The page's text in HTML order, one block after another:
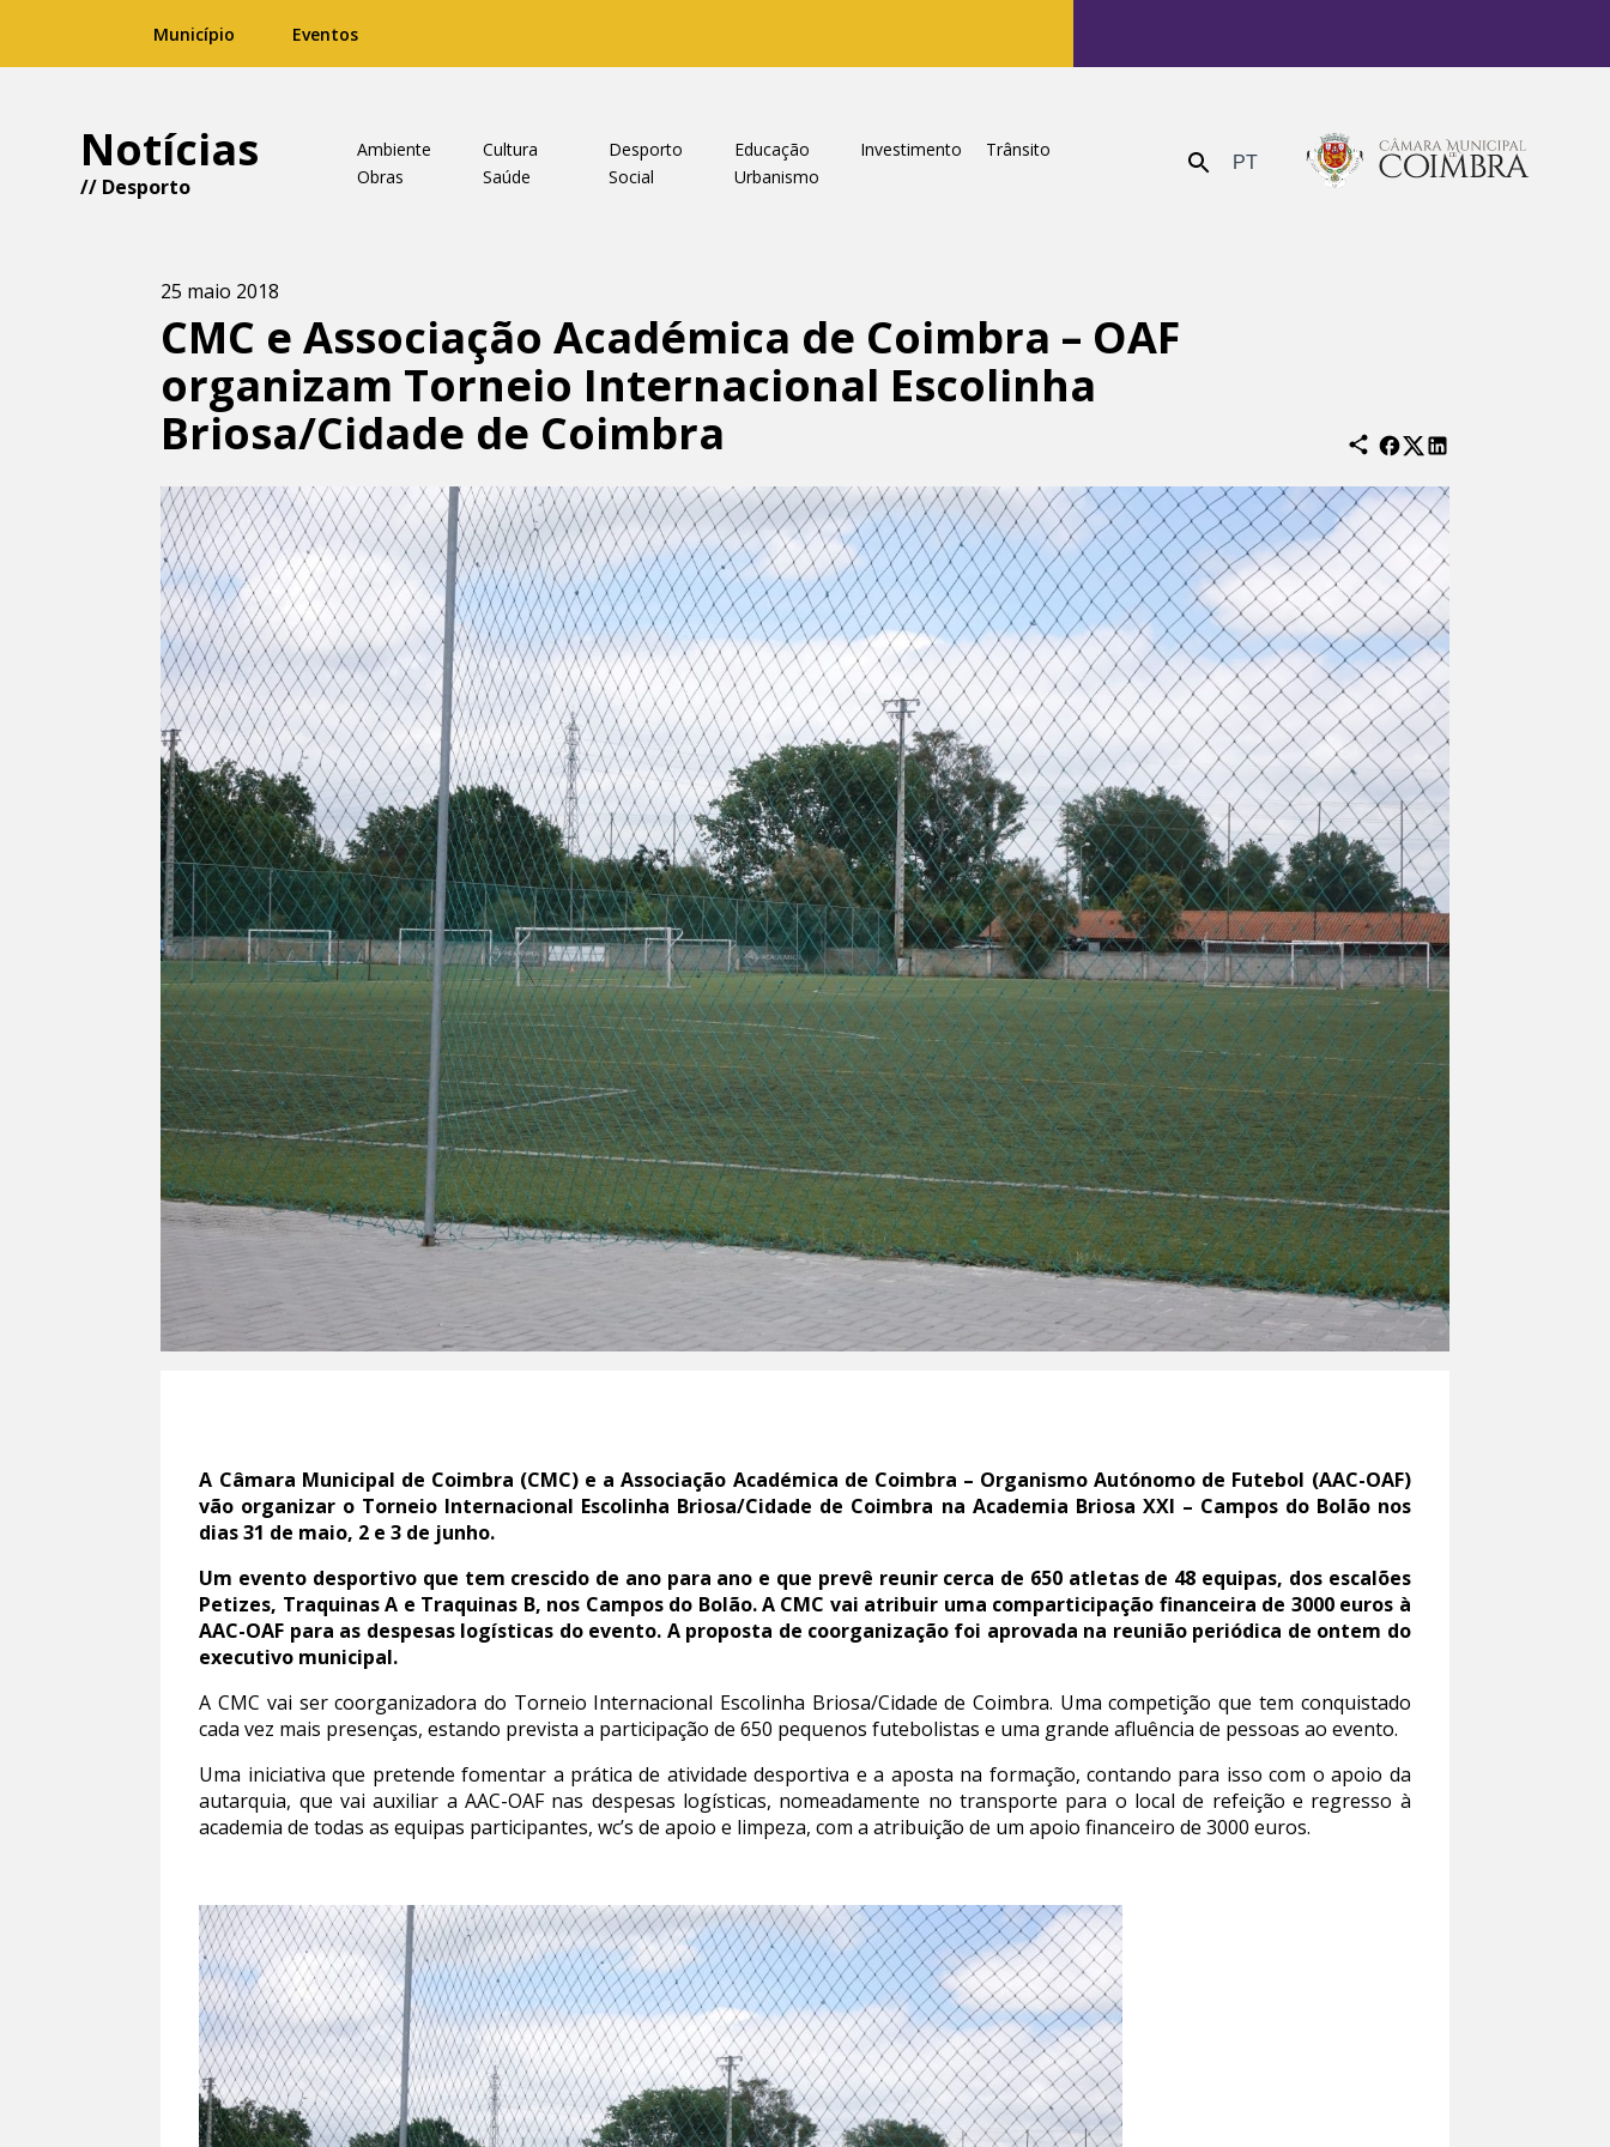
Município Eventos
Notícias
// Desporto
Ambiente Cultura Desporto Educação Investimento
Trânsito
Obras
Saúde Social Urbanismo Enviar PT
25 maio 2018
CMC e Associação Académica de Coimbra – OAF
organizam Torneio Internacional Escolinha
Briosa/Cidade de Coimbra
A Câmara Municipal de Coimbra (CMC) e a Associação Académica de Coimbra – Organismo Autónomo de Futebol (AAC-OAF)
vão organizar o Torneio Internacional Escolinha Briosa/Cidade de Coimbra na Academia Briosa XXI – Campos do Bolão nos
dias 31 de maio, 2 e 3 de junho.
Um evento desportivo que tem crescido de ano para ano e que prevê reunir cerca de 650 atletas de 48 equipas, dos escalões
Petizes, Traquinas A e Traquinas B, nos Campos do Bolão. A CMC vai atribuir uma comparticipação financeira de 3000 euros à
AAC-OAF para as despesas logísticas do evento. A proposta de coorganização foi aprovada na reunião periódica de ontem do
executivo municipal.
A CMC vai ser coorganizadora do Torneio Internacional Escolinha Briosa/Cidade de Coimbra. Uma competição que tem conquistado
cada vez mais presenças, estando prevista a participação de 650 pequenos futebolistas e uma grande afluência de pessoas ao evento.
Uma iniciativa que pretende fomentar a prática de atividade desportiva e a aposta na formação, contando para isso com o apoio da
autarquia, que vai auxiliar a AAC-OAF nas despesas logísticas, nomeadamente no transporte para o local de refeição e regresso à
academia de todas as equipas participantes, wc’s de apoio e limpeza, com a atribuição de um apoio financeiro de 3000 euros.